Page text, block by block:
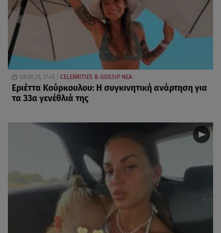
08.08.26, 17:45 CELEBRITIES & GOSSIP ΝΕΑ
Εριέττα Κούρκουλου: Η συγκινητική ανάρτηση για
τα 33α γενέθλιά της